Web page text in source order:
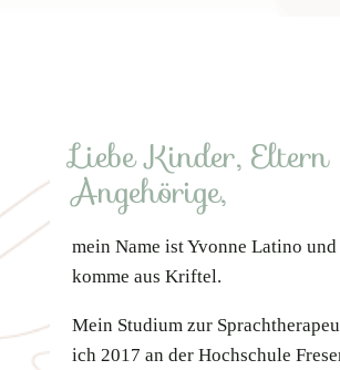
Liebe Kinder,
Angehörige,
mein Name ist Yvonne Latino
komme aus Kriftel.
Mein Studium zur
ich 2017 an der Hochschule